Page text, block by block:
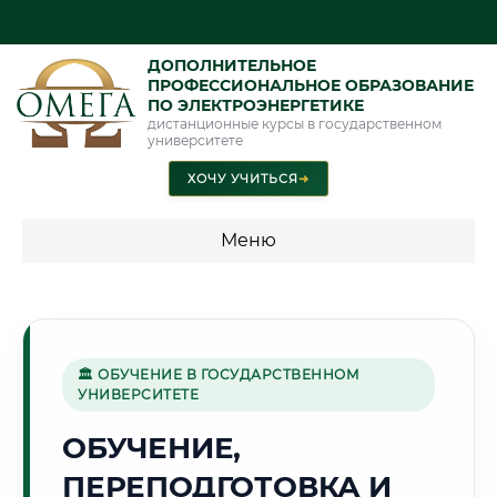
ДОПОЛНИТЕЛЬНОЕ
ПРОФЕССИОНАЛЬНОЕ ОБРАЗОВАНИЕ
ПО ЭЛЕКТРОЭНЕРГЕТИКЕ
дистанционные курсы в государственном
университете
ХОЧУ УЧИТЬСЯ➜
Меню
🌲
Г. ПЕТРОЗАВОДСК
🏛 ОБУЧЕНИЕ В ГОСУДАРСТВЕННОМ
УНИВЕРСИТЕТЕ
ОБУЧЕНИЕ,
ПЕРЕПОДГОТОВКА И